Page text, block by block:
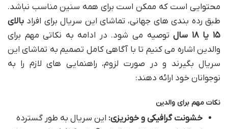
محتوایی است که ممکن است برای همه سنین مناسب نباشد.
طبق رده بندی های جهانی، تماشای این سریال برای افراد بالای
۱۵ یا ۱۸ سال
توصیه می شود. در ادامه به نکاتی مهم برای
والدین اشاره می کنیم تا با آگاهی کامل تصمیم به تماشای این
سریال بگیرند و در صورت لزوم، راهنمایی های لازم را به
نوجوانان خود ارائه دهند:
نکات مهم برای والدین
خشونت گرافیکی و خونریزی: این سریال به طور گسترده